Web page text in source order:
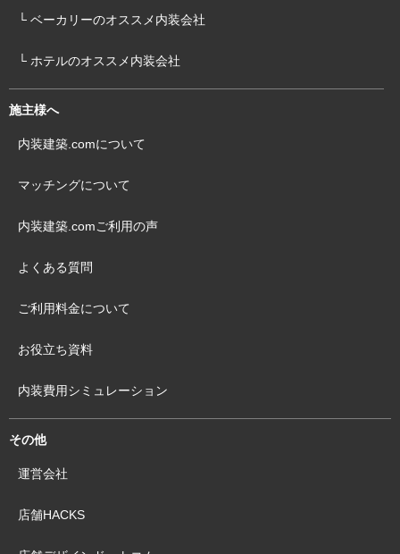
└ ベーカリーのオススメ内装会社
└ ホテルのオススメ内装会社
施主様へ
内装建築.comについて
マッチングについて
内装建築.comご利用の声
よくある質問
ご利用料金について
お役立ち資料
内装費用シミュレーション
その他
運営会社
店舗HACKS